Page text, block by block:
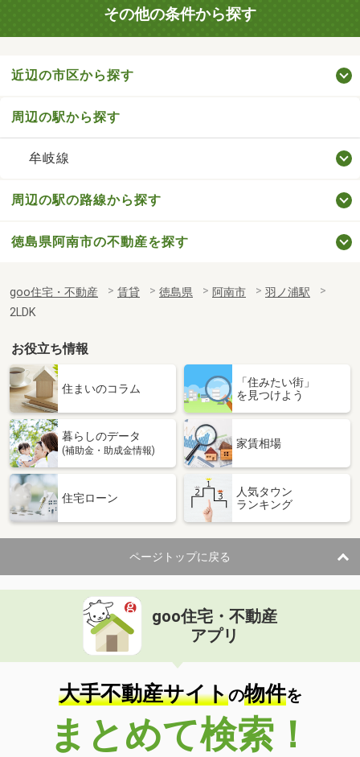
その他の条件から探す
近辺の市区から探す
周辺の駅から探す
牟岐線
周辺の駅の路線から探す
徳島県阿南市の不動産を探す
goo住宅・不動産 賃貸 徳島県 阿南市
羽ノ浦駅
2LDK
お役立ち情報
住まいのコラム
「住みたい街」
を見つけよう
暮らしのデータ
(補助金・助成金情報)
家賃相場
住宅ローン
人気タウン
ランキング
ページトップに戻る
goo住宅・不動産
アプリ
大手不動産サイトの物件を
まとめて検索！